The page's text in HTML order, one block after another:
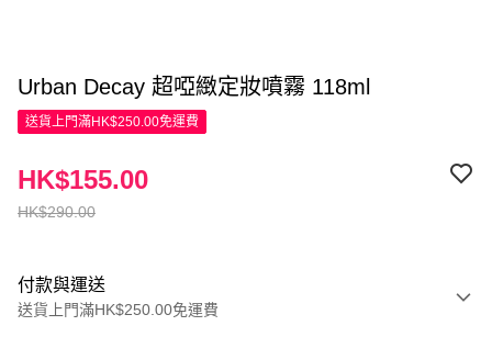
Urban Decay 超啞緻定妝噴霧 118ml
送貨上門滿HK$250.00免運費
HK$290.00
HK$155.00
付款與運送
送貨上門滿HK$250.00免運費